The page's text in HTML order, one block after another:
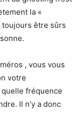
la «
toujours être sûrs
, vous vous
votre
fréquence
Il n’y a donc